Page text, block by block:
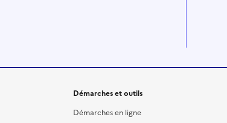
Démarches et outils
Démarches en ligne